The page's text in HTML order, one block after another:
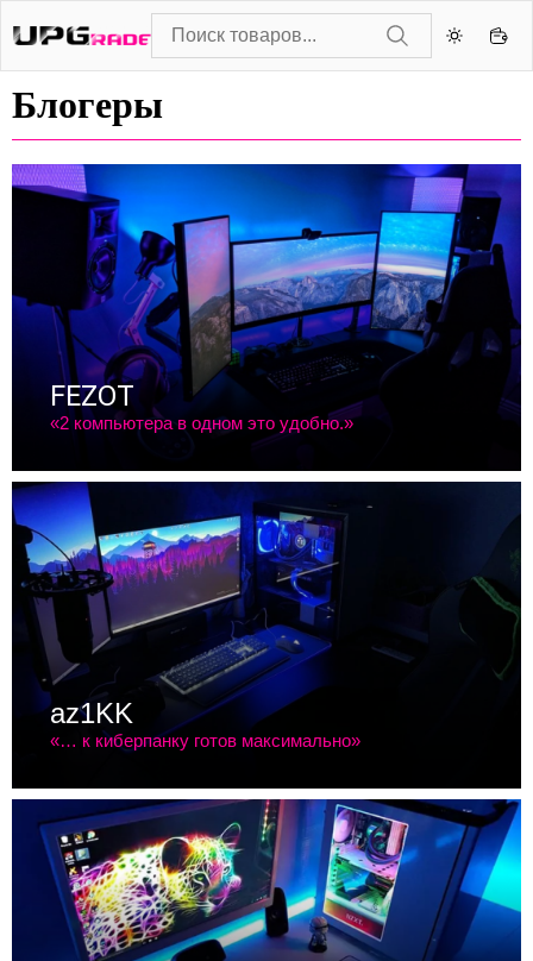
Блогеры
FEZOT
«2 компьютера в одном это удобно.»
az1KK
«… к киберпанку готов максимально»